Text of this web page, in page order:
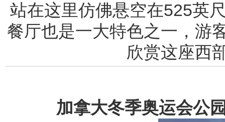
站在这里仿佛悬空在525英
餐厅也是一大特色之一，游
欣赏这座西
加拿大冬季奥运会公